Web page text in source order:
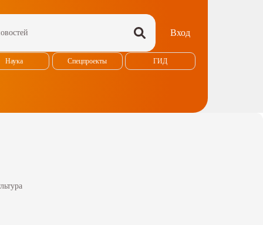
Вход
Наука Спецпроекты ГИД